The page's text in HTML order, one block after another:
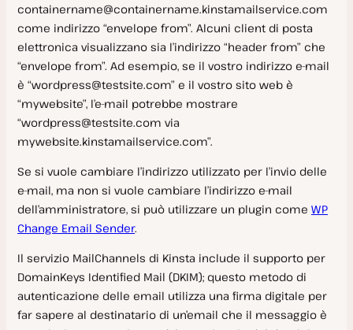
Metodi di pagamento
Pagamenti non riusciti
Informazioni sulla fatturazione
Fatture
Crediti dell’account
Tasse, IVA e GST
Piani di hosting WordPress
Scegliere il piano giusto
Cancellare il piano WordPress
Sconti
Impostazioni azienda
Nuova azienda
SAML Single Sign-On (SSO)
SAML SSO con Okta
Trasferimento di proprietà
Gestione degli utenti
containername@containername.kinstamailservice.com
come indirizzo “envelope from”. Alcuni client di posta
elettronica visualizzano sia l’indirizzo “header from” che
“envelope from”. Ad esempio, se il vostro indirizzo e-mail
è “wordpress@testsite.com” e il vostro sito web è
“mywebsite”, l’e-mail potrebbe mostrare
“wordpress@testsite.com via
mywebsite.kinstamailservice.com”.
Se si vuole cambiare l’indirizzo utilizzato per l’invio delle
e-mail, ma non si vuole cambiare l’indirizzo e-mail
dell’amministratore, si può utilizzare un plugin come WP
Change Email Sender.
Il servizio MailChannels di Kinsta include il supporto per
DomainKeys Identified Mail (DKIM); questo metodo di
autenticazione delle email utilizza una firma digitale per
far sapere al destinatario di un’email che il messaggio è